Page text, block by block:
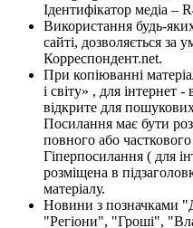
Ідентифікатор медіа –
Використання будь-
сайті, дозволяється за
Корреспондент.net.
При копіюванні
і світу» , для інтернет
відкрите для
Посилання має бути
повного або
Гіперпосилання ( для
розміщена в
матеріалу.
Новини з позначками
"Регіони", "Гроші",